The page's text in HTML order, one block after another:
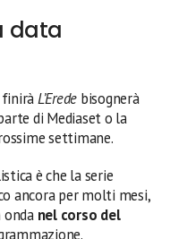
data
finiràL’Erede bisognerà
di Mediaset o la
settimane.
è che la serie
ancora per molti mesi,
nel corso del